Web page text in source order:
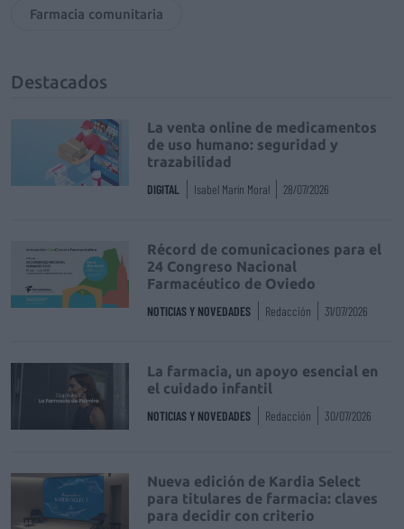
Farmacia comunitaria
Destacados
La venta online de medicamentos
de uso humano: seguridad y
trazabilidad
DIGITAL Isabel Marín Moral 28/07/2026
Récord de comunicaciones para el
24 Congreso Nacional
Farmacéutico de Oviedo
NOTICIAS Y NOVEDADES Redacción 31/07/2026
La farmacia, un apoyo esencial en
el cuidado infantil
NOTICIAS Y NOVEDADES Redacción 30/07/2026
Nueva edición de Kardia Select
para titulares de farmacia: claves
para decidir con criterio